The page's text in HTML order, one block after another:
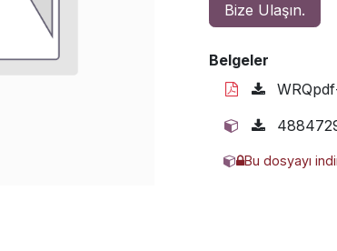
Bize Ulaşın.
Belgeler
Bu dosyayı